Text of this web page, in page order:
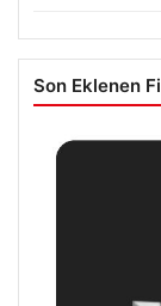
Son Eklenen